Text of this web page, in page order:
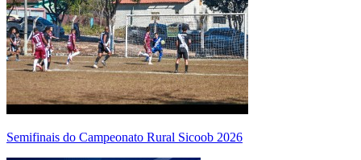
Semifinais do Campeonato Rural Sicoob 2026